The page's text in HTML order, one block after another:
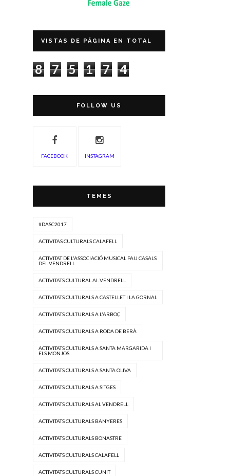
VISTAS DE PÁGINA EN TOTAL
8 7 5 1 7 4
FOLLOW US
FACEBOOK INSTAGRAM
TEMES
#DASC2017
ACTIVITAS CULTURALS CALAFELL
ACTIVITAT DE L'ASSOCIACIÓ MUSICAL PAU CASALS
DEL VENDRELL
ACTIVITATS CULTURAL AL VENDRELL
ACTIVITATS CULTURALS A CASTELLET I LA GORNAL
ACTIVITATS CULTURALS A L'ARBOÇ
ACTIVITATS CULTURALS A RODA DE BERÀ
ACTIVITATS CULTURALS A SANTA MARGARIDA I
ELS MONJOS
ACTIVITATS CULTURALS A SANTA OLIVA
ACTIVITATS CULTURALS A SITGES
ACTIVITATS CULTURALS AL VENDRELL
ACTIVITATS CULTURALS BANYERES
ACTIVITATS CULTURALS BONASTRE
ACTIVITATS CULTURALS CALAFELL
ACTIVITATS CULTURALS CUNIT